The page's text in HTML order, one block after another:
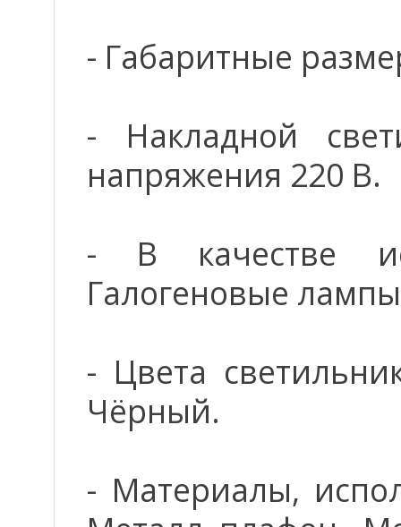
- Габаритные
- Накладной
напряжения 220 В.
- В качестве
Галогеновые
- Цвета
Чёрный.
- Материалы,